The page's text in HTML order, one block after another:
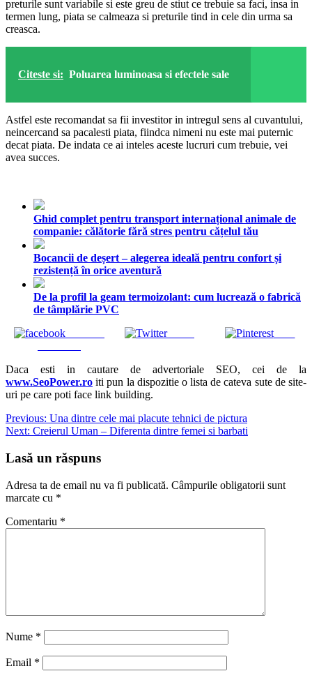
preturile sunt variabile si este greu de stiut ce trebuie sa faci, insa in
termen lung, piata se calmeaza si preturile tind in cele din urma sa
creasca.
Citeste si: Poluarea luminoasa si efectele sale
Astfel este recomandat sa fii investitor in intregul sens al cuvantului,
neincercand sa pacalesti piata, fiindca nimeni nu este mai puternic
decat piata. De indata ce ai inteles aceste lucruri cum trebuie, vei
avea succes.
Ghid complet pentru transport internațional animale de
companie: călătorie fără stres pentru cățelul tău
Bocancii de deșert – alegerea ideală pentru confort și
rezistență în orice aventură
De la profil la geam termoizolant: cum lucrează o fabrică
de tâmplărie PVC
Tweet Save
Daca esti in cautare de advertoriale SEO, cei de la
www.SeoPower.ro iti pun la dispozitie o lista de cateva sute de site-
uri pe care poti face link building.
Navigare
în
articole
Previous: Una dintre cele mai placute tehnici de pictura
Next: Creierul Uman – Diferenta dintre femei si barbati
Lasă un răspuns
Adresa ta de email nu va fi publicată. Câmpurile obligatorii sunt
marcate cu *
Comentariu *
Nume *
Email *